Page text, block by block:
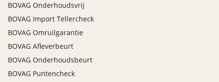
BOVAG Onderhoudsvrij
BOVAG Import Tellercheck
BOVAG Omruilgarantie
BOVAG Afleverbeurt
BOVAG Onderhoudsbeurt
BOVAG Puntencheck